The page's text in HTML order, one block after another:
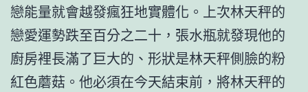
戀能量就會越發瘋狂地實體化。上次林天秤的
戀愛運勢跌至百分之二十，張水瓶就發現他的
廚房裡長滿了巨大的、形狀是林天秤側臉的粉
紅色蘑菇。他必須在今天結束前，將林天秤的